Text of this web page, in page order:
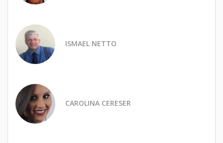
ISMAEL NETTO
CAROLINA CERESER